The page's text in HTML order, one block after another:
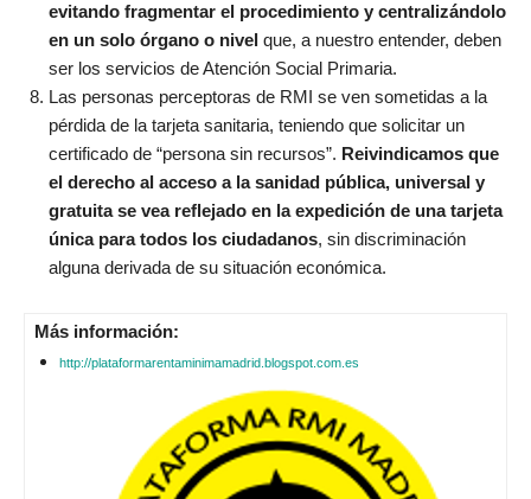
evitando fragmentar el procedimiento y centralizándolo
en un solo órgano o nivel que, a nuestro entender, deben
ser los servicios de Atención Social Primaria.
Las personas perceptoras de RMI se ven sometidas a la
pérdida de la tarjeta sanitaria, teniendo que solicitar un
certificado de “persona sin recursos”. Reivindicamos que
el derecho al acceso a la sanidad pública, universal y
gratuita se vea reflejado en la expedición de una tarjeta
única para todos los ciudadanos, sin discriminación
alguna derivada de su situación económica.
Más información:
http://plataformarentaminimamadrid.blogspot.com.es